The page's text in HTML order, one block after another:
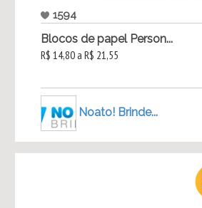
1594
Blocos de papel Person...
R$ 14,80 a R$ 21,55
Noato! Brinde...